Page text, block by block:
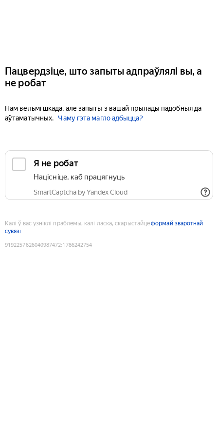
Пацвердзіце, што запыты адпраўлялі вы, а
не робат
Нам вельмі шкада, але запыты з вашай прылады падобныя да
аўтаматычных.
Чаму гэта магло адбыцца?
Я не робат
Націсніце, каб працягнуць
SmartCaptcha by Yandex Cloud
Калі ў вас узніклі праблемы, калі ласка, скарыстайцеформай зваротнай
сувязі
9192257626040987472:1786242754